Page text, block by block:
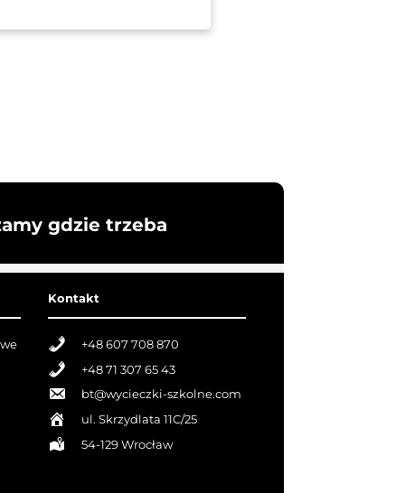
gdzie trzeba
Kontakt
+48 607 708 870
+48 71 307 65 43
bt@wycieczki-szkolne.com
ul. Skrzydlata 11C/25
54-129 Wrocław